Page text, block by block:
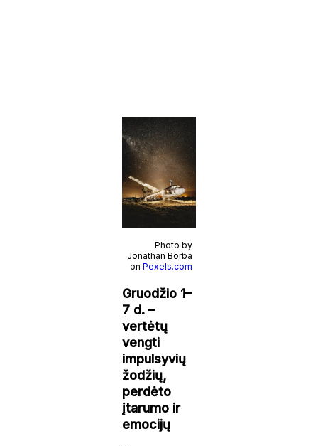
Photo by
Jonathan Borba
on Pexels.com
Gruodžio 1–
7 d. –
vertėtų
vengti
impulsyvių
žodžių,
perdėto
įtarumo ir
emocijų